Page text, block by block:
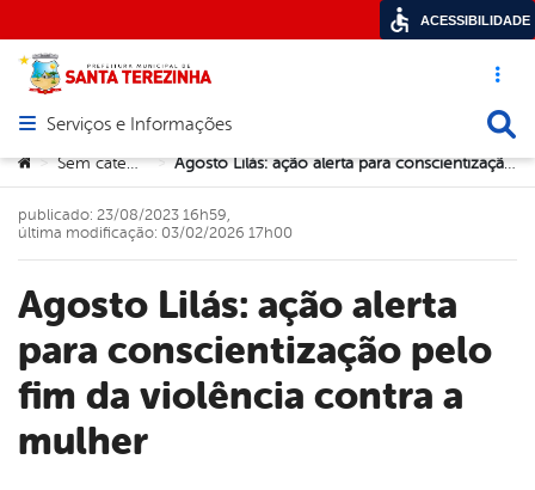
Acesso
Abrir menu principal de navegação
Serviços e Informações
Você está aqui:
> Sem categoria > Agosto Lilás: ação alerta para conscientização pelo fim da violência contra a mulher
Agosto Lilás: ação alerta
para conscientização pelo
fim da violência contra a
mulher
publicado: 23/08/2023 16h59,
última modificação: 03/02/2026 17h00
ACESSIBILIDADE